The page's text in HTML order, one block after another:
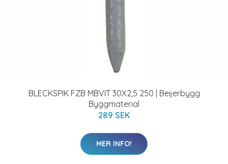
BLECKSPIK FZB MBVIT 30X2,5 250 | Beijerbygg
Byggmaterial
289 SEK
MER INFO!